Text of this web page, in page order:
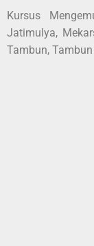
Kursus
Jatimulya,
Tambun,